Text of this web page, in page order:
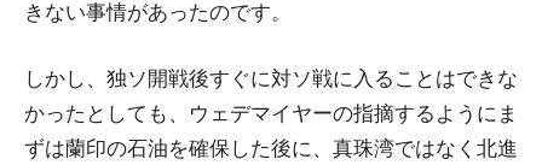
きない事情があったのです。
しかし、独ソ開戦後すぐに対ソ戦に入ることはできな
かったとしても、ウェデマイヤーの指摘するようにま
ずは蘭印の石油を確保した後に、真珠湾ではなく北進